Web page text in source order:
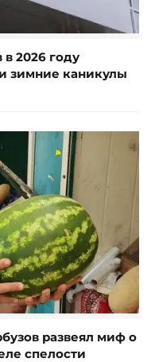
2026 году
зимние каникулы
развеял миф о
спелости